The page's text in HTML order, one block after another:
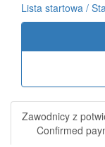
Lista startowa /
Zawodnicy z
Confirmed